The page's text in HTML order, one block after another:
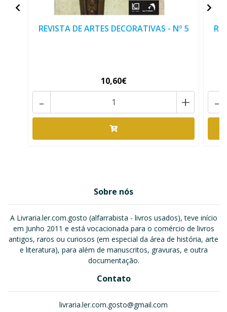
REVISTA DE ARTES DECORATIVAS - Nº 5
10,60€
+
- -
Sobre nós
A Livraria.ler.com.gosto (alfarrabista - livros usados), teve início
em Junho 2011 e está vocacionada para o comércio de livros
antigos, raros ou curiosos (em especial da área de história, arte
e literatura), para além de manuscritos, gravuras, e outra
documentação.
Contato
livraria.ler.com.gosto@gmail.com